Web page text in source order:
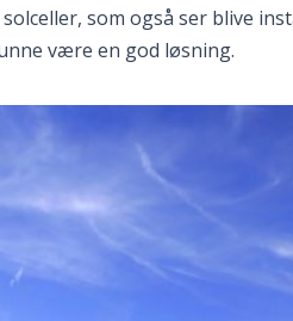
som også ser blive
være en god løsning.